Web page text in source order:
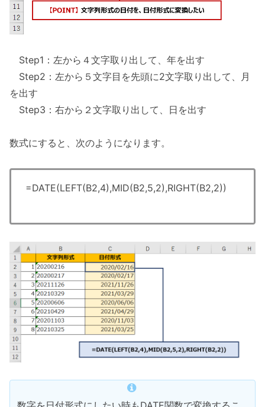
Step1：左から４文字取り出して、年を出す
Step2：左から５文字目を先頭に2文字取り出して、月
を出す
Step3：右から２文字取り出して、日を出す
数式にすると、次のようになります。
=DATE(LEFT(B2,4),MID(B2,5,2),RIGHT(B2,2))